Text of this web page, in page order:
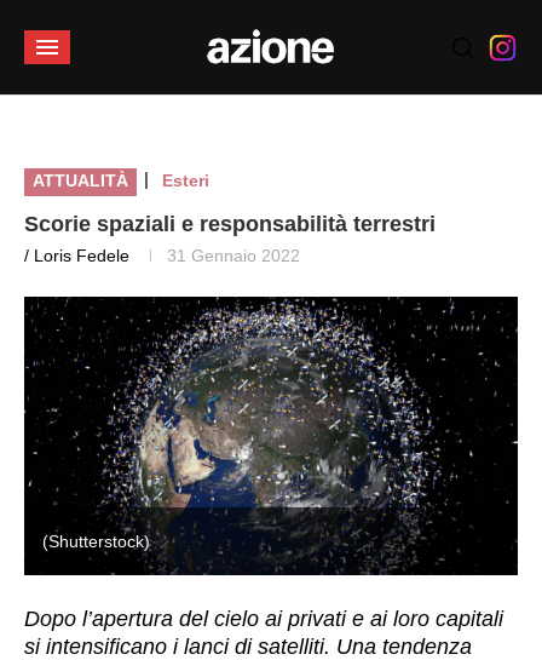
ATTUALITÀ | Esteri
Scorie spaziali e responsabilità terrestri
/ Loris Fedele 31 Gennaio 2022
(Shutterstock)
Dopo l’apertura del cielo ai privati e ai loro capitali
si intensificano i lanci di satelliti. Una tendenza